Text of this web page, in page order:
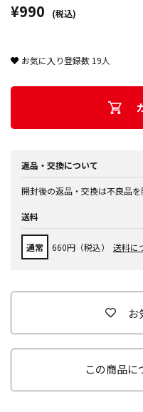
¥990 (税込)
お気に入り登録数 19人
返品・交換について
開封後の返品・交換は不良品を
送料
通常 660円（税込） 送料に
お
この商品に